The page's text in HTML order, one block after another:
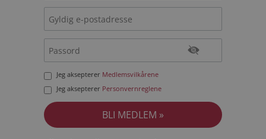
Jeg aksepterer Medlemsvilkårene
Jeg aksepterer Personvernreglene